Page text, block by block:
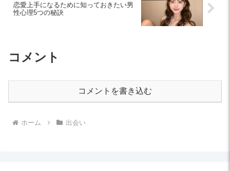
恋愛上手になるために知っておきたい男
性心理5つの秘訣
コメント
コメントを書き込む
ホーム 出会い